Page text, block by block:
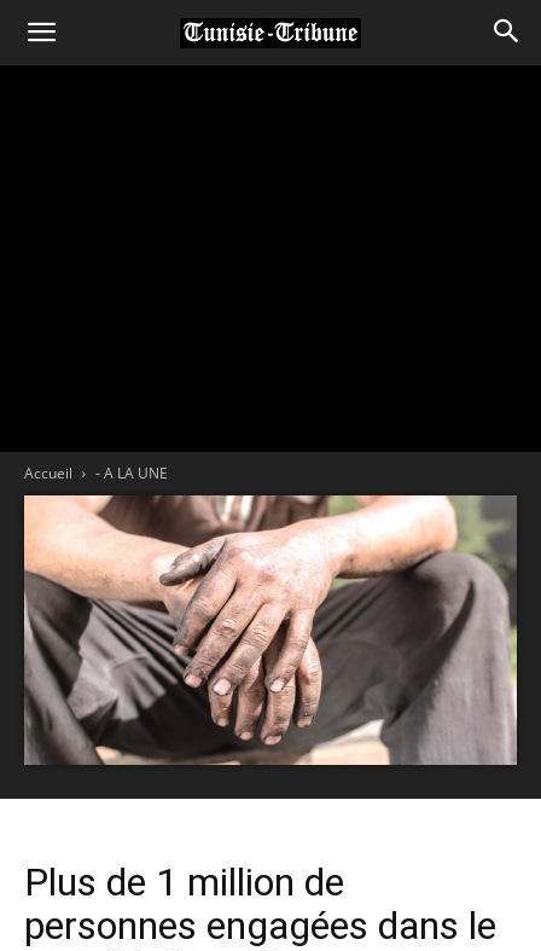
Accueil - A LA UNE
Plus de 1 million de
personnes engagées dans le